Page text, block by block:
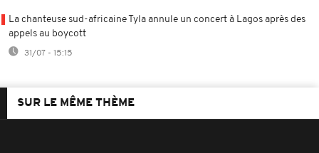
La chanteuse sud-africaine Tyla annule un concert à Lagos après des
appels au boycott
31/07 - 15:15
SUR LE MÊME THÈME